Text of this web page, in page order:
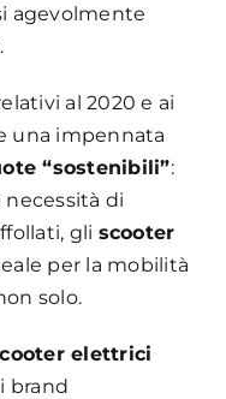
agevolmente
al 2020 e ai
una impennata
“sostenibili”:
di
gli scooter
per la mobilità
solo.
elettrici
brand